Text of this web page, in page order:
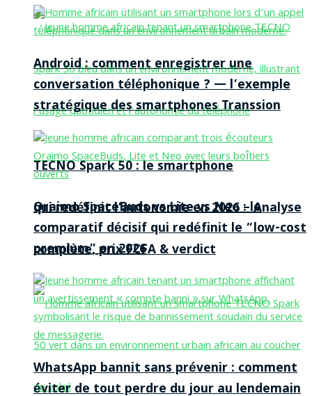
TECNO Spark 50 : le smartphone
qui redéfinit l’autonomie en 2026 – Analyse
complète, prix FCFA & verdict
Android : comment enregistrer une
conversation téléphonique ? — l’exemple
stratégique des smartphones Transsion
Oraimo SpaceBuds vs Lite vs Neo : le
comparatif décisif qui redéfinit le “low-cost
premium” en 2026
WhatsApp bannit sans prévenir : comment
éviter de tout perdre du jour au lendemain